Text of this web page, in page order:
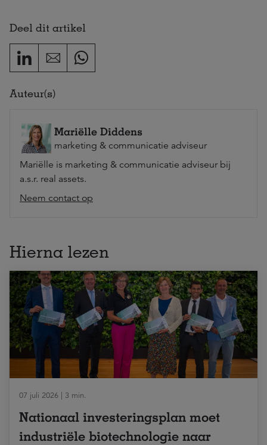
Deel dit artikel
Auteur(s)
Mariëlle Diddens
marketing & communicatie adviseur
Mariëlle is marketing & communicatie adviseur bij
a.s.r. real assets.
Neem contact op
Hierna lezen
07 juli 2026 | 3 min.
Nationaal investeringsplan moet
industriële biotechnologie naar